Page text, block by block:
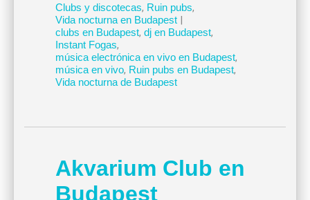
Clubs y discotecas, Ruin pubs,
Vida nocturna en Budapest|
clubs en Budapest, dj en Budapest,
Instant Fogas,
música electrónica en vivo en Budapest,
música en vivo, Ruin pubs en Budapest,
Vida nocturna de Budapest
Akvarium Club en
Budapest